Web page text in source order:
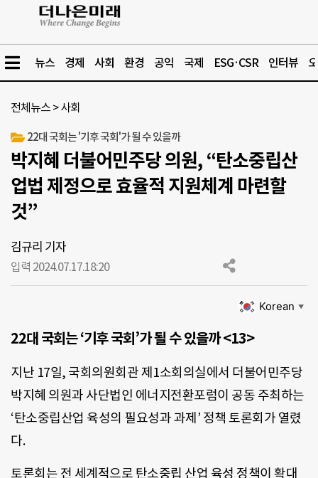
뉴스 경제 사회 환경 공익 국제 ESG·CSR 인터뷰
전체뉴스 >사회
22대 국회는 '기후 국회'가 될 수 있을까
박지혜 더불어민주당 의원, “탄소중립산
업법 제정으로 효율적 지원체계 마련할
것”
김규리 기자
입력 2024.07.17.18:20
Korean ▼
22대 국회는 ‘기후 국회’가 될 수 있을까 <13>
지난 17일, 국회의원회관 제1소회의실에서 더불어민주당
박지혜 의원과 사단법인 에너지전환포럼이 공동 주최하는
‘탄소중립산업 육성의 필요성과 과제’ 정책 토론회가 열렸
다.
토론회는 전 세계적으로 탄소중립 산업 육성 정책이 확대